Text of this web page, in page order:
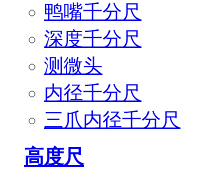
鸭嘴千分尺
深度千分尺
测微头
内径千分尺
三爪内径千分尺
高度尺